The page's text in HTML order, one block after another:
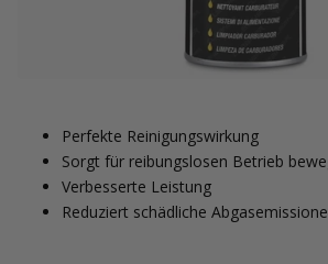
Perfekte Reinigungswirkung
Sorgt für reibungslosen Betrieb
Verbesserte Leistung
Reduziert schädliche